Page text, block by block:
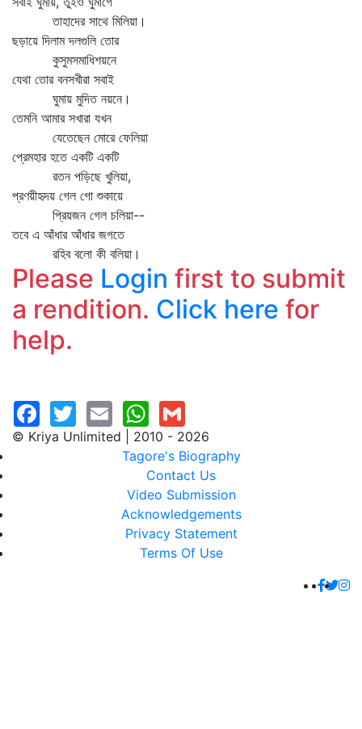
তাহাদের সাথে মিলিয়া।
ছড়ায়ে দিলাম দলগুলি তোর
কুসুমসমাধিশয়নে
যেথা তোর বনসখীরা সবাই
ঘুমায় মুদিত নয়নে।
তেমনি আমার সখারা যখন
যেতেছেন মোরে ফেলিয়া
প্রেমহার হতে একটি একটি
রতন পড়িছে খুলিয়া,
প্রণয়ীহৃদয় গেল গো শুকায়ে
প্রিয়জন গেল চলিয়া--
তবে এ আঁধার আঁধার জগতে
রহিব বলো কী বলিয়া।
Please Login first to submit
a rendition. Click here for
help.
© Kriya Unlimited | 2010 - 2026
Tagore's Biography
Contact Us
Video Submission
Acknowledgements
Privacy Statement
Terms Of Use